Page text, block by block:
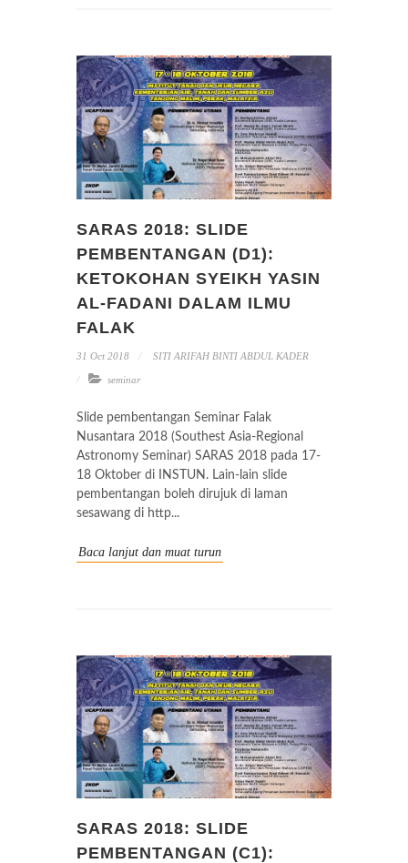
SARAS 2018: SLIDE
PEMBENTANGAN (D1):
KETOKOHAN SYEIKH YASIN
AL-FADANI DALAM ILMU
FALAK
31 Oct 2018 SITI ARIFAH BINTI ABDUL KADER
seminar
Slide pembentangan Seminar Falak
Nusantara 2018 (Southest Asia-Regional
Astronomy Seminar) SARAS 2018 pada 17-
18 Oktober di INSTUN. Lain-lain slide
pembentangan boleh dirujuk di laman
sesawang di http...
Baca lanjut dan muat turun
SARAS 2018: SLIDE
PEMBENTANGAN (C1):